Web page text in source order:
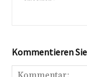
Kommentieren